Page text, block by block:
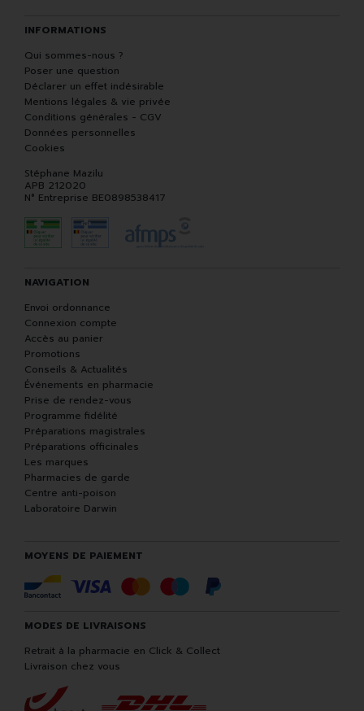
INFORMATIONS
Qui sommes-nous ?
Poser une question
Déclarer un effet indésirable
Mentions légales & vie privée
Conditions générales - CGV
Données personnelles
Cookies
Stéphane Mazilu
APB 212020
N° Entreprise BE0898538417
NAVIGATION
Envoi ordonnance
Connexion compte
Accès au panier
Promotions
Conseils & Actualités
Événements en pharmacie
Prise de rendez-vous
Programme fidélité
Préparations magistrales
Préparations officinales
Les marques
Pharmacies de garde
Centre anti-poison
Laboratoire Darwin
MOYENS DE PAIEMENT
MODES DE LIVRAISONS
Retrait à la pharmacie en Click & Collect
Livraison chez vous